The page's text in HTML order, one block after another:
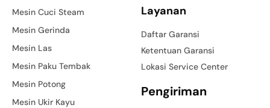
Mesin Cuci Steam
Mesin Gerinda
Mesin Las
Mesin Paku Tembak
Mesin Potong
Mesin Ukir Kayu
Layanan
Daftar Garansi
Ketentuan Garansi
Lokasi Service Center
Pengiriman